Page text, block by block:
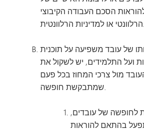
הסכם העבודה הקיבוצי
הרלוונטי או למדיניות הרלוונטית.
של עובד משפיעה על תוכנית
ועל התלמידים, יש לשקול את
העובד מול צרכי המחוז בכל פעם
שמתבקשת חופשה.
לחופשה של עובדים,
בהתאם להוראות